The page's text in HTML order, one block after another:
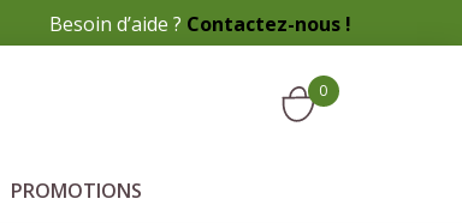
Besoin d’aide ? Contactez-nous !
0
PROMOTIONS